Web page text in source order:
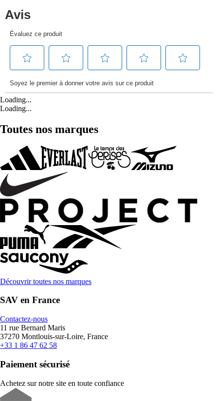
Loading...
Loading...
Toutes nos marques
Découvrir toutes nos marques
SAV en France
Contactez-nous
11 rue Bernard Maris
37270 Montlouis-sur-Loire, France
+33 1 86 47 62 58
Paiement sécurisé
Achetez sur notre site en toute confiance